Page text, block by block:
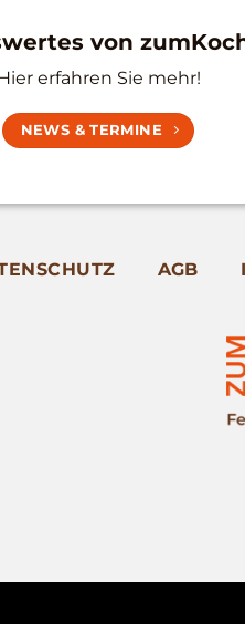
von
erfahren Sie mehr!
NEWS & TERMINE
AGB